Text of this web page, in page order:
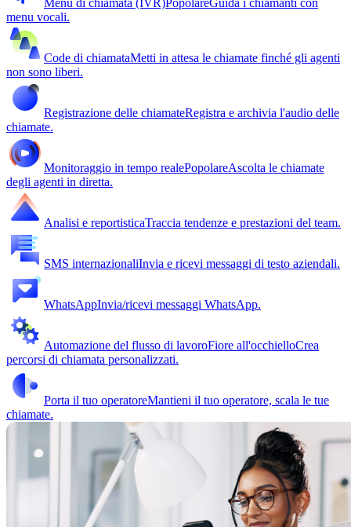
Menu di chiamata (IVR)PopolareGuida i chiamanti con
menu vocali.
Code di chiamataMetti in attesa le chiamate finché gli agenti
non sono liberi.
Registrazione delle chiamateRegistra e archivia l'audio delle
chiamate.
Monitoraggio in tempo realePopolareAscolta le chiamate
degli agenti in diretta.
Analisi e reportisticaTraccia tendenze e prestazioni del team.
SMS internazionaliInvia e ricevi messaggi di testo aziendali.
WhatsAppInvia/ricevi messaggi WhatsApp.
Automazione del flusso di lavoroFiore all'occhielloCrea
percorsi di chiamata personalizzati.
Porta il tuo operatoreMantieni il tuo operatore, scala le tue
chiamate.